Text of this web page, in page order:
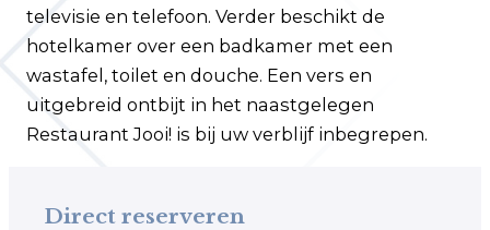
televisie en telefoon. Verder beschikt de
hotelkamer over een badkamer met een
wastafel, toilet en douche. Een vers en
uitgebreid ontbijt in het naastgelegen
Restaurant Jooi! is bij uw verblijf inbegrepen.
Direct reserveren